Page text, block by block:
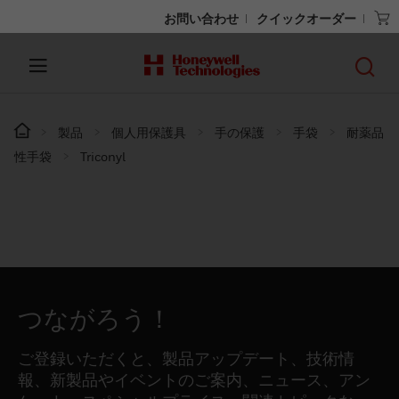
お問い合わせ クイックオーダー
製品 個人用保護具 手の保護 手袋
耐薬品
性手袋
Triconyl
つながろう！
ご登録いただくと、製品アップデート、技術情
報、新製品やイベントのご案内、ニュース、アン